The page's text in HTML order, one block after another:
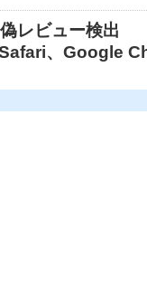
レビュー検出
Safari、Google